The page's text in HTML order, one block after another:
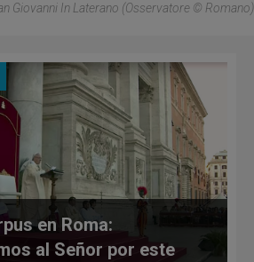
Giovanni In Laterano (Osservatore © Romano)
en Roma:
al Señor por este